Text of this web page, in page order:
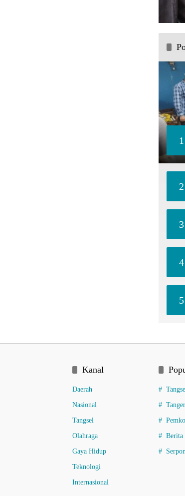
1
2
3
4
5
Kanal
Daerah
Nasional
Tangsel
Olahraga
Gaya Hidup
Teknologi
Internasional
Berita